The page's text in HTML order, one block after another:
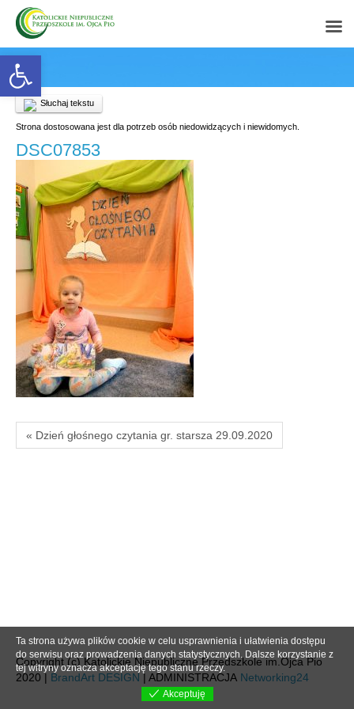
Open toolbar
Słuchaj tekstu
Strona dostosowana jest dla potrzeb osób niedowidzących i niewidomych.
DSC07853
« Dzień głośnego czytania gr. starsza 29.09.2020
Copyright (c) Katolickie Niepubliczne Przedszkole im.Ojca Pio
2020 | BrandArt DESIGN | ADMINISTRACJA Networking24
Ta strona używa plików cookie w celu usprawnienia i ułatwienia dostępu
do serwisu oraz prowadzenia danych statystycznych. Dalsze korzystanie z
tej witryny oznacza akceptację tego stanu rzeczy.
Akceptuję